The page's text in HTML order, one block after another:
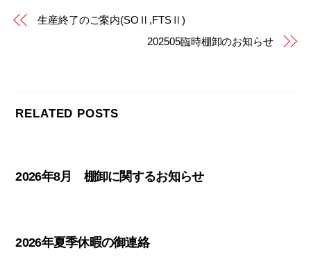
生産終了のご案内(SOⅡ,FTSⅡ)
202505臨時棚卸のお知らせ
RELATED POSTS
2026年8月 棚卸に関するお知らせ
2026年夏季休暇の御連絡